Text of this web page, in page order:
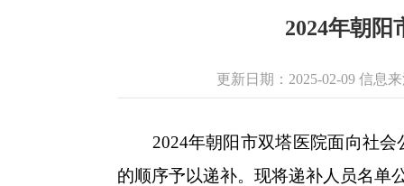
2024年朝
更新日期：2025-02-09 信息
2024年朝阳市双塔医院面向社会
的顺序予以递补。现将递补人员名单